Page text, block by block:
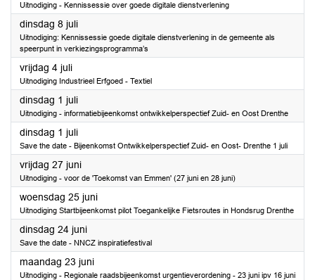
Uitnodiging - Kennissessie over goede digitale dienstverlening
dinsdag 8 juli2025
Uitnodiging: Kennissessie goede digitale dienstverlening in de gemeente als
speerpunt in verkiezingsprogramma’s
vrijdag 4 juli2025
Uitnodiging Industrieel Erfgoed - Textiel
dinsdag 1 juli2025
Uitnodiging - informatiebijeenkomst ontwikkelperspectief Zuid- en Oost Drenthe
dinsdag 1 juli2025
Save the date - Bijeenkomst Ontwikkelperspectief Zuid- en Oost- Drenthe 1 juli
vrijdag 27 juni2025
Uitnodiging - voor de 'Toekomst van Emmen' (27 juni en 28 juni)
woensdag 25 juni2025
Uitnodiging Startbijeenkomst pilot Toegankelijke Fietsroutes in Hondsrug Drenthe
dinsdag 24 juni2025
Save the date - NNCZ inspiratiefestival
maandag 23 juni2025
Uitnodiging - Regionale raadsbijeenkomst urgentieverordening - 23 juni ipv 16 juni